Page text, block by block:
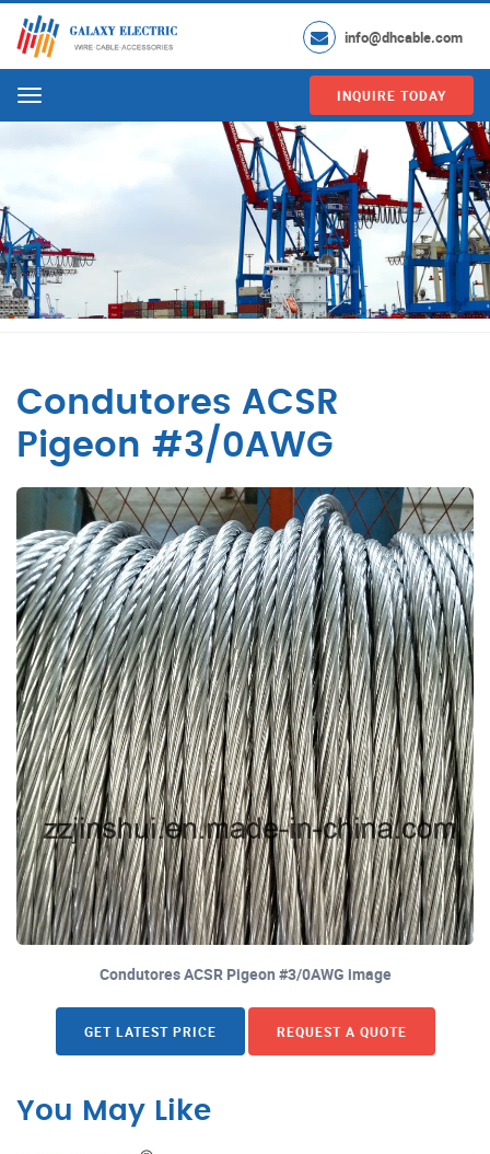
info@dhcable.com
Menu INQUIRE TODAY
Condutores ACSR
Pigeon #3/0AWG
Condutores ACSR Pigeon #3/0AWG image
GET LATEST PRICE REQUEST A QUOTE
You May Like